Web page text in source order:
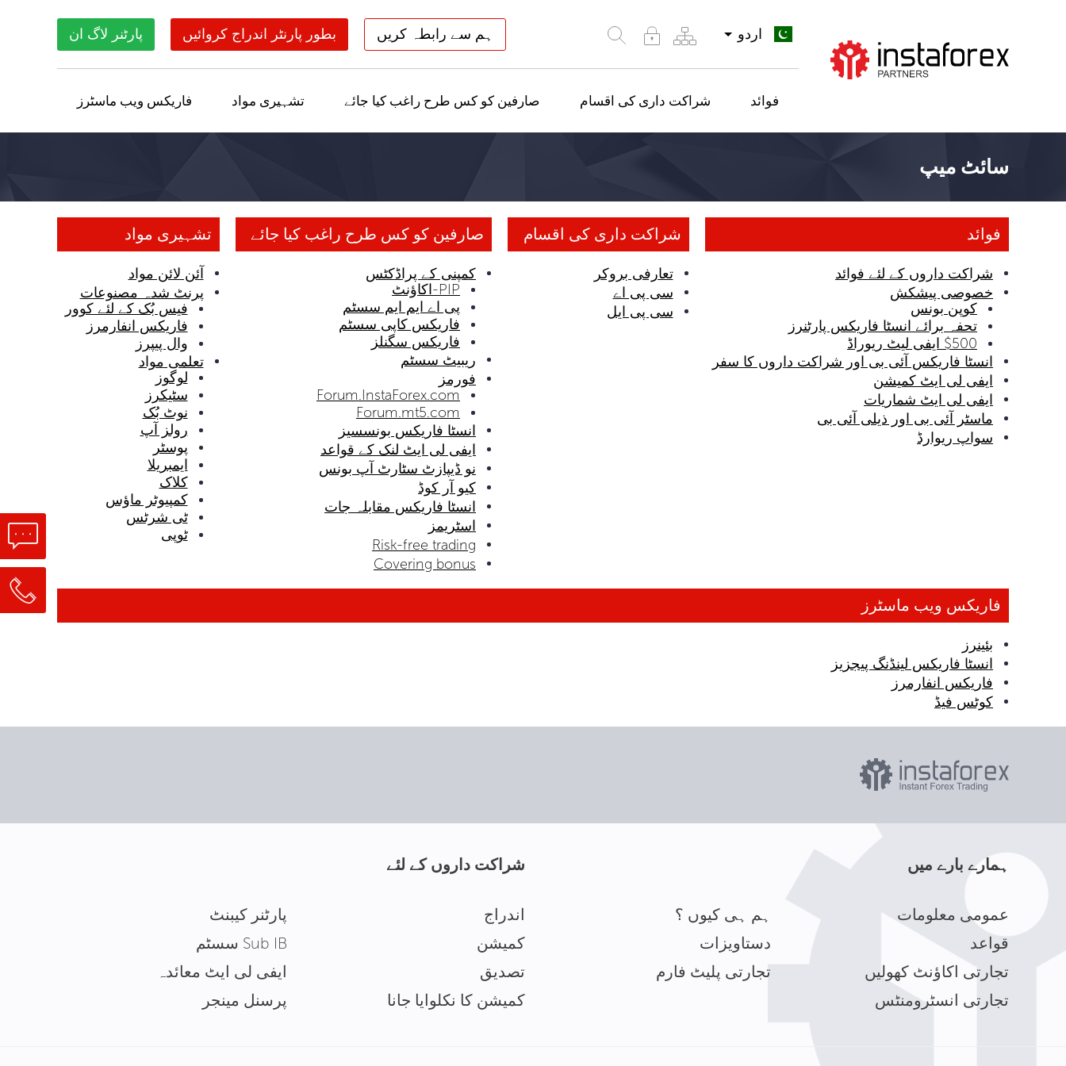
اردو ہم سے رابطہ کریں بطور پارنٹر اندراج کروائیں پارٹنر لاگ ان
فوائد شراکت داری کی اقسام صارفین کو کس طرح راغب کیا جائے تشہیری مواد فاریکس ویب ماسٹرز
سائٹ میپ
فوائد
شراکت داروں کے لئے فوائد
خصوصی پیشکش
کوپن بونس
تحفہ برائے انسٹا فاریکس پارٹنرز
$500 ایفی لیٹ ریوراڈ
انسٹا فاریکس آئی بی اور شراکت داروں کا سفر
ایفی لی ایٹ کمیشن
ایفی لی ایٹ شماریات
ماسٹر آئی بی اور ذیلی آئی بی
سواپ ریوارڈ
شراکت داری کی اقسام
تعارفی بروکر
سی پی اے
سی پی ایل
صارفین کو کس طرح راغب کیا جائے
کمپنی کے پراڈکٹس
PIP-اکاؤنٹ
پی اے ایم ایم سسٹم
فاریکس کاپی سسٹم
فاریکس سگنلز
ریبیٹ سسٹم
فورمز
Forum.InstaForex.com
Forum.mt5.com
انسٹا فاریکس بونسسیز
ایفی لی ایٹ لنک کے قواعد
نو ڈیپازٹ سٹارٹ آپ بونس
کیو آر کوڈ
انسٹا فاریکس مقابلہ جات
اسٹریمز
Risk-free trading
Covering bonus
تشہیری مواد
آئن لائن مواد
پرنٹ شدہ مصنوعات
فیس بُک کے لئے کوور
فاریکس انفارمرز
وال پیپرز
تعلمی مواد
لوگوز
سٹیکرز
نوٹ بُک
رولز آپ
پوسٹر
ایمبریلا
کلاک
کمپیوٹر ماؤس
ٹی شرٹس
ٹوپی
فاریکس ویب ماسٹرز
بئینرز
انسٹا فاریکس لینڈنگ پیجزیز
فاریکس انفارمرز
کوٹس فیڈ
ہمارے بارے میں
عمومی معلومات
ہم ہی کیوں ؟
قواعد
دستاویزات
تجارتی اکاؤنٹ کھولیں
تجارتی پلیٹ فارم
تجارتی انسٹرومنٹس
شراکت داروں کے لئے
اندراج
پارٹنر کیبنٹ
کمیشن
Sub IB سسٹم
تصدیق
ایفی لی ایٹ معائدہ
کمیشن کا نکلوایا جانا
پرسنل مینجر